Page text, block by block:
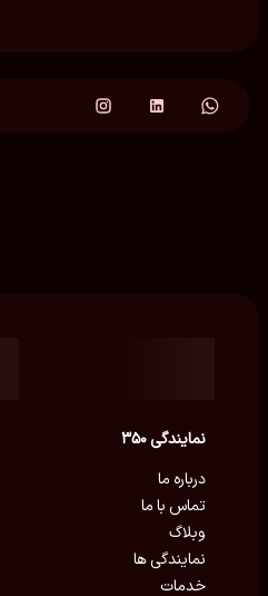
نمایندگی ۳۵۰
درباره ما
تماس با ما
وبلاگ
نمایندگی ها
خدمات